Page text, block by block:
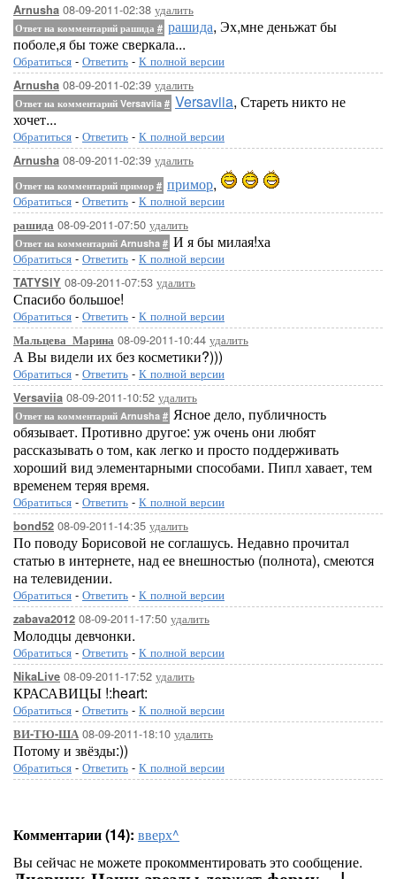
Arnusha 08-09-2011-02:38 удалить
Ответ на комментарий рашида # рашида, Эх,мне деньжат бы
поболе,я бы тоже сверкала...
Обратиться - Ответить - К полной версии
Arnusha 08-09-2011-02:39 удалить
Ответ на комментарий Versaviia # Versaviia, Стареть никто не
хочет...
Обратиться - Ответить - К полной версии
Arnusha 08-09-2011-02:39 удалить
Ответ на комментарий примор # примор,
Обратиться - Ответить - К полной версии
рашида 08-09-2011-07:50 удалить
Ответ на комментарий Arnusha # И я бы милая!ха
Обратиться - Ответить - К полной версии
TATYSIY 08-09-2011-07:53 удалить
Спасибо большое!
Обратиться - Ответить - К полной версии
Мальцева_Марина 08-09-2011-10:44 удалить
А Вы видели их без косметики?)))
Обратиться - Ответить - К полной версии
Versaviia 08-09-2011-10:52 удалить
Ответ на комментарий Arnusha # Ясное дело, публичность
обязывает. Противно другое: уж очень они любят
рассказывать о том, как легко и просто поддерживать
хороший вид элементарными способами. Пипл хавает, тем
временем теряя время.
Обратиться - Ответить - К полной версии
bond52 08-09-2011-14:35 удалить
По поводу Борисовой не соглашусь. Недавно прочитал
статью в интернете, над ее внешностью (полнота), смеются
на телевидении.
Обратиться - Ответить - К полной версии
zabava2012 08-09-2011-17:50 удалить
Молодцы девчонки.
Обратиться - Ответить - К полной версии
NikaLive 08-09-2011-17:52 удалить
КРАСАВИЦЫ !:heart:
Обратиться - Ответить - К полной версии
ВИ-ТЮ-ША 08-09-2011-18:10 удалить
Потому и звёзды:))
Обратиться - Ответить - К полной версии
Комментарии (14): вверх^
Вы сейчас не можете прокомментировать это сообщение.